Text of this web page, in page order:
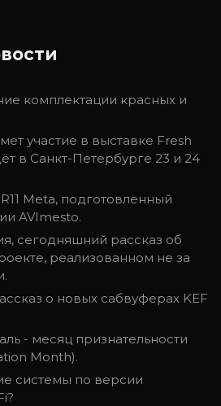
комплектации красных и
участие в выставке Fresh
в Санкт-Петербурге 23 и 24
Meta, подготовленный
AVImesto.
сегодняшний рассказ об
реализованном не за
о новых сабвуферах KEF
- месяц признательности
Month).
системы по версии